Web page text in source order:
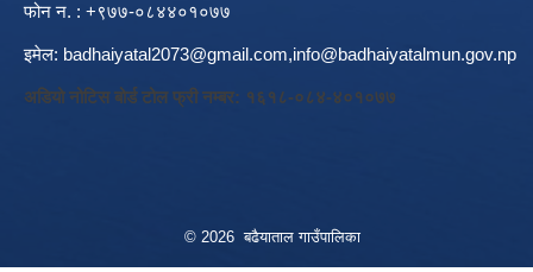
फोन न. : +९७७-०८४४०१०७७
इमेल: badhaiyatal2073@gmail.com,info@badhaiyatalmun.gov.np
अडियो नोटिस बोर्ड टोल फ्री नम्बर: १६१८-०८४-४०१०७७
© 2026 बढैयाताल गाउँपालिका